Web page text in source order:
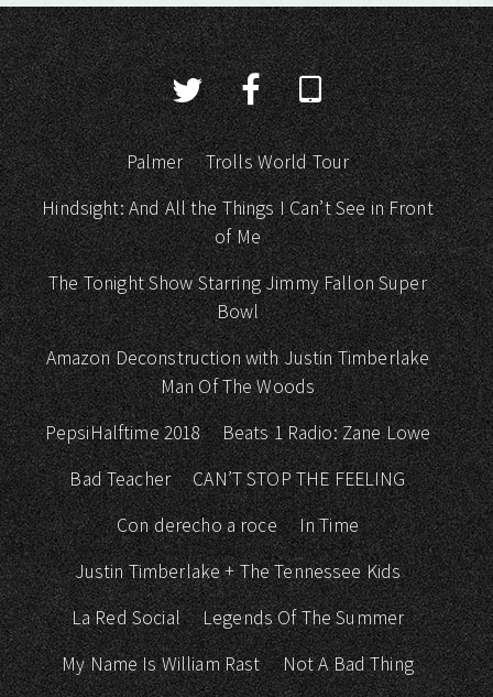
Palmer
Trolls World Tour
Hindsight: And All the Things I Can’t See in Front
of Me
The Tonight Show Starring Jimmy Fallon Super
Bowl
Amazon Deconstruction with Justin Timberlake
Man Of The Woods
PepsiHalftime 2018
Beats 1 Radio: Zane Lowe
Bad Teacher
CAN’T STOP THE FEELING
Con derecho a roce
In Time
Justin Timberlake + The Tennessee Kids
La Red Social
Legends Of The Summer
My Name Is William Rast
Not A Bad Thing